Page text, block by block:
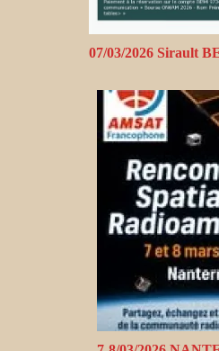
07/03/2026 Sirault